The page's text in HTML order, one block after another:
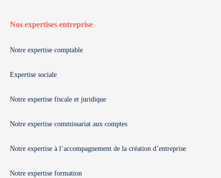
Nos expertises entreprise
Notre expertise comptable
Expertise sociale
Notre expertise fiscale et juridique
Notre expertise commissariat aux comptes
Notre expertise à l’accompagnement de la création d’entreprise
Notre expertise formation